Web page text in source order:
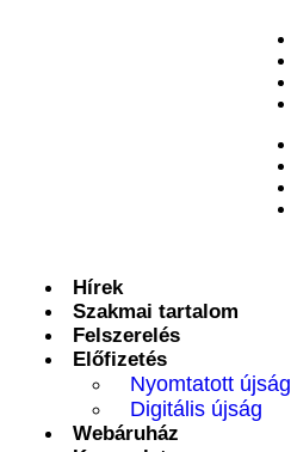
Hírek
Szakmai tartalom
Felszerelés
Előfizetés
Nyomtatott újság
Digitális újság
Webáruház